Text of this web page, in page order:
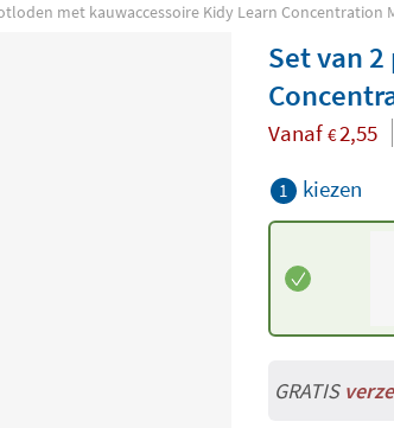
met kauwaccessoire Kidy Learn Concentration
Set van
Vanaf €2,55
1 kiezen
GRATIS